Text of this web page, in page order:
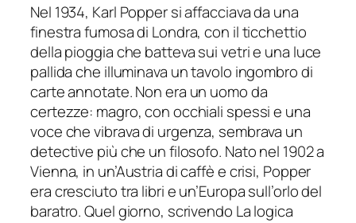
Nel 1934, Karl Popper si affacciava da una
finestra fumosa di Londra, con il ticchettio
della pioggia che batteva sui vetri e una luce
pallida che illuminava un tavolo ingombro di
carte annotate. Non era un uomo da
certezze: magro, con occhiali spessi e una
voce che vibrava di urgenza, sembrava un
detective più che un filosofo. Nato nel 1902 a
Vienna, in un’Austria di caffè e crisi, Popper
era cresciuto tra libri e un’Europa sull’orlo del
baratro. Quel giorno, scrivendo La logica